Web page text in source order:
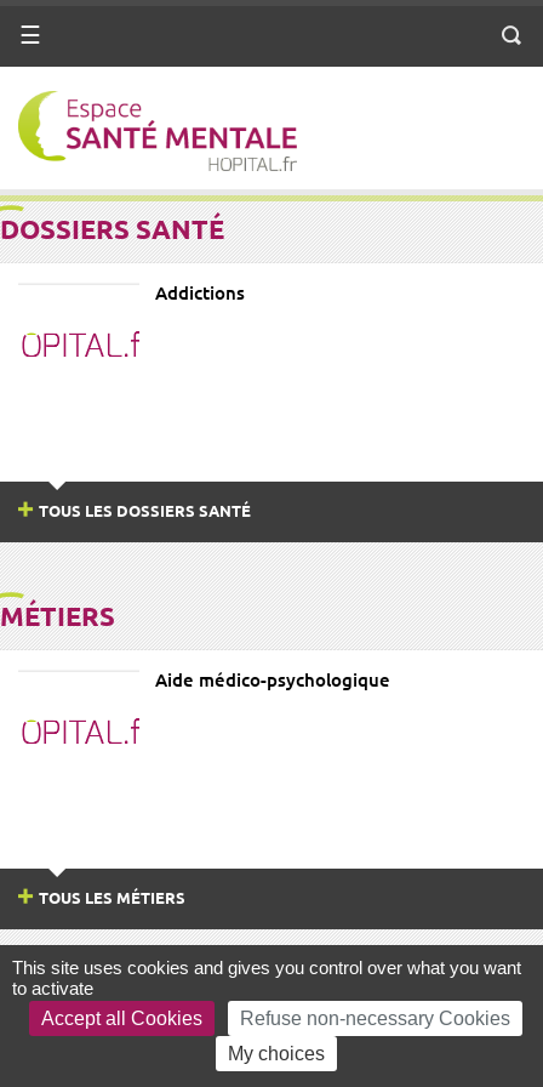
ANNUAIRE SANTÉ
MENTALE
DICO PSY
MÉTIERS
Menu
DOSSIERS SANTÉ
Addictions
TOUS LES DOSSIERS SANTÉ
MÉTIERS
Aide médico-psychologique
TOUS LES MÉTIERS
ANNUAIRE SANTÉ MENTALE
This site uses cookies and gives you control over what you want
to activate
Accept all Cookies
Refuse non-necessary Cookies
My choices